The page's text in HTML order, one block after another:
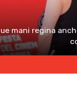
mani regina